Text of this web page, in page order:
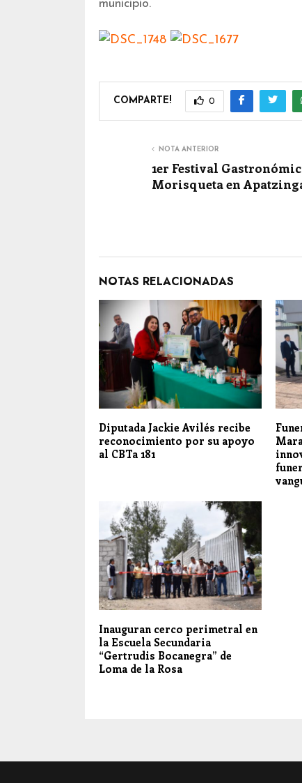
municipio.
COMPARTE! 0
NOTA ANTERIOR
1er Festival
Morisqueta en
NOTAS RELACIONADAS
Diputada Jackie Avilés recibe
reconocimiento por su apoyo
al CBTa 181
Inauguran cerco perimetral en
la Escuela Secundaria
“Gertrudis Bocanegra” de
Loma de la Rosa